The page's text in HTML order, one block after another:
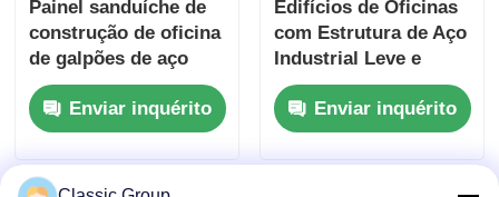
Painel sanduíche de
construção de oficina
de galpões de aço
industrial 80x160
Enviar inquérito
Edifícios de Oficinas
com Estrutura de Aço
Industrial Leve e
Resistente
Enviar inquérito